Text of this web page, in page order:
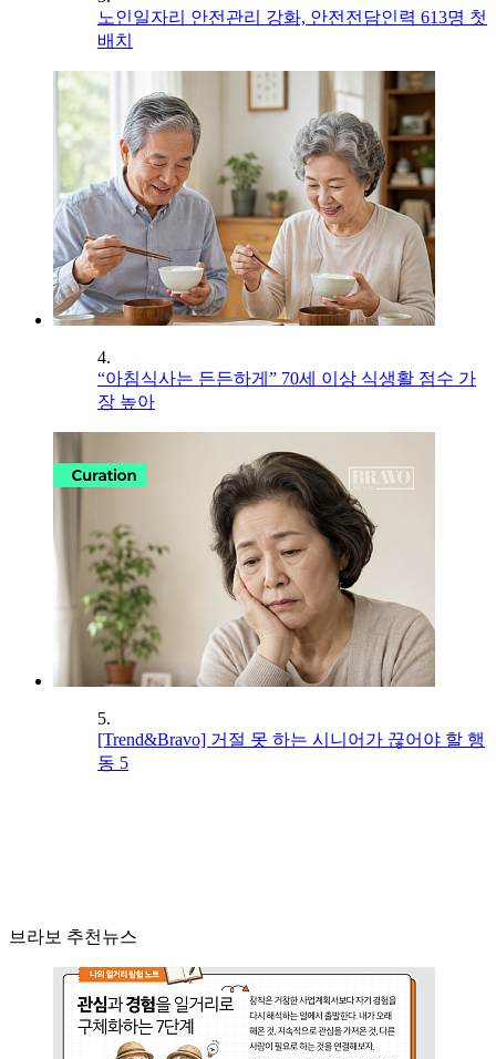
노인일자리 안전관리 강화, 안전전담인력 613명 첫
배치
4.
“아침식사는 든든하게” 70세 이상 식생활 점수 가
장 높아
5.
[Trend&Bravo] 거절 못 하는 시니어가 끊어야 할 행
동 5
브라보 추천뉴스